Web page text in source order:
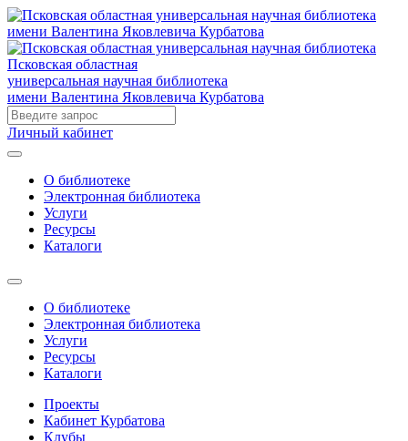
Псковская областная
универсальная научная библиотека
имени Валентина Яковлевича Курбатова
Личный кабинет
О библиотеке
Электронная библиотека
Услуги
Ресурсы
Каталоги
О библиотеке
Электронная библиотека
Услуги
Ресурсы
Каталоги
Проекты
Кабинет Курбатова
Клубы